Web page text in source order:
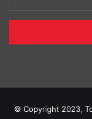
© Copyright 2023,